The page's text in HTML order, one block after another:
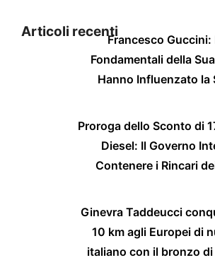
Articoli recentiFrancesco Guccini:
Fondamentali della
Hanno Influenzato la
Proroga dello Sconto di
Diesel: Il Governo
Contenere i Rincari
Ginevra Taddeucci
10 km agli Europei di
italiano con il bronzo